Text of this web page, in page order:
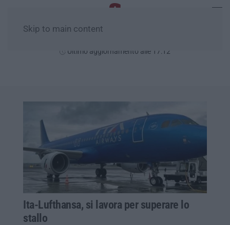
Skip to main content
Ultimo aggiornamento alle 17:12
Ita-Lufthansa, si lavora per superare lo
stallo